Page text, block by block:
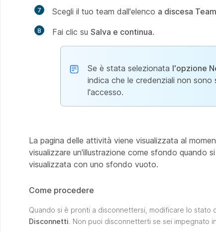
7 Scegli il tuo team dall'elenco a discesa Team
8 Fai clic su Salva e continua.
Se è stata selezionata l'opzione
indica che le credenziali non
l'accesso.
La pagina delle attività viene visualizzata al
visualizzare un'illustrazione come sfondo quando
visualizzata con uno sfondo vuoto.
Come procedere
Quando si è pronti a disconnettersi, modificare lo stato
Disconnetti . Non puoi disconnetterti se sei impegnato